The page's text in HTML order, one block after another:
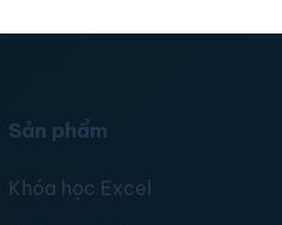
Sản phẩm
Khóa học Excel